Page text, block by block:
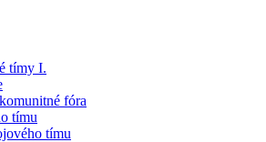
tímy I.
fóra
tímu
tímu